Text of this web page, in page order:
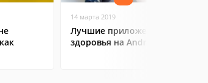
14 марта 2019
Лучшие приложения для
здоровья на Android